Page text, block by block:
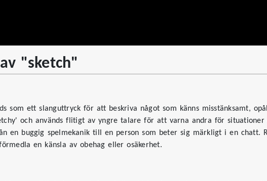
"sketch"
som ett slanguttryck för att beskriva något som känns misstänksamt,
och används flitigt av yngre talare för att varna andra för
en buggig spelmekanik till en person som beter sig märkligt i en chatt.
en känsla av obehag eller osäkerhet.